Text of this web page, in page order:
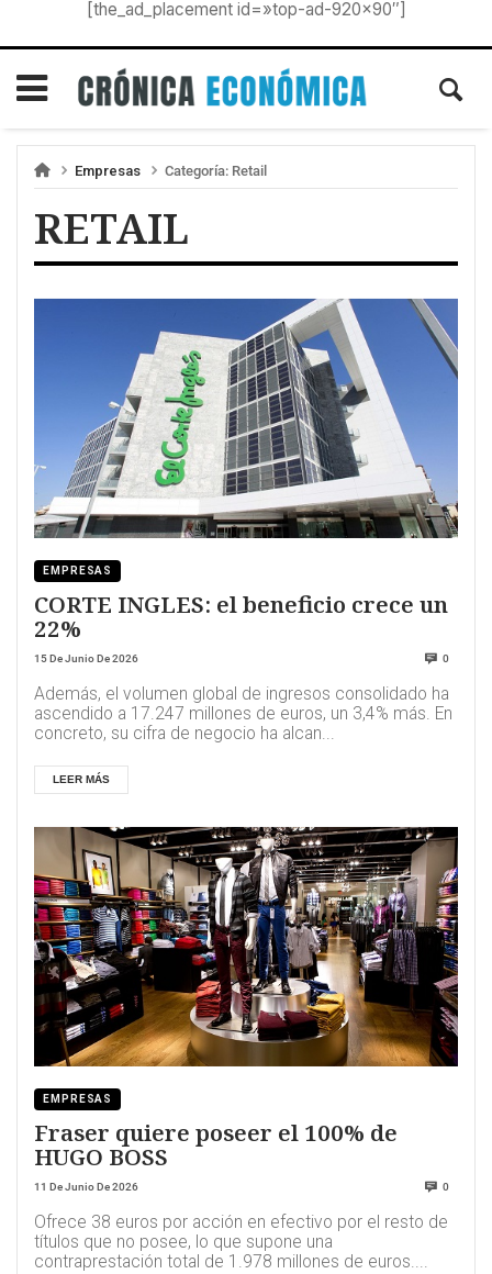
[the_ad_placement id=»top-ad-920×90″]
Empresas Categoría: Retail
RETAIL
EMPRESAS
CORTE INGLES: el beneficio crece un
22%
15 De Junio De 2026 0
Además, el volumen global de ingresos consolidado ha
ascendido a 17.247 millones de euros, un 3,4% más. En
concreto, su cifra de negocio ha alcan...
LEER MÁS
EMPRESAS
Fraser quiere poseer el 100% de
HUGO BOSS
11 De Junio De 2026 0
Ofrece 38 euros por acción en efectivo por el resto de
títulos que no posee, lo que supone una
contraprestación total de 1.978 millones de euros....